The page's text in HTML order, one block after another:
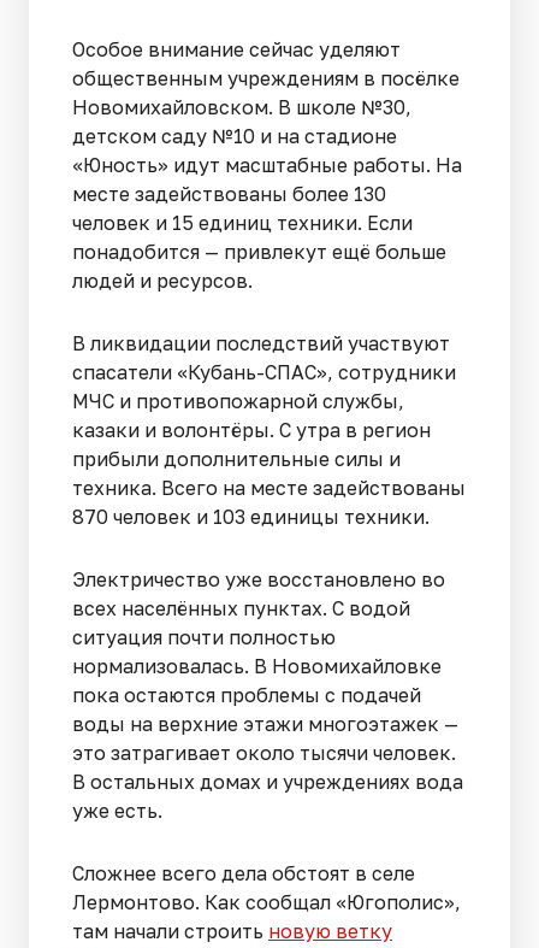
Особое внимание сейчас уделяют
общественным учреждениям в посёлке
Новомихайловском. В школе №30,
детском саду №10 и на стадионе
«Юность» идут масштабные работы. На
месте задействованы более 130
человек и 15 единиц техники. Если
понадобится — привлекут ещё больше
людей и ресурсов.
В ликвидации последствий участвуют
спасатели «Кубань-СПАС», сотрудники
МЧС и противопожарной службы,
казаки и волонтёры. С утра в регион
прибыли дополнительные силы и
техника. Всего на месте задействованы
870 человек и 103 единицы техники.
Электричество уже восстановлено во
всех населённых пунктах. С водой
ситуация почти полностью
нормализовалась. В Новомихайловке
пока остаются проблемы с подачей
воды на верхние этажи многоэтажек —
это затрагивает около тысячи человек.
В остальных домах и учреждениях вода
уже есть.
Сложнее всего дела обстоят в селе
Лермонтово. Как сообщал «Югополис»,
там начали строить новую ветку